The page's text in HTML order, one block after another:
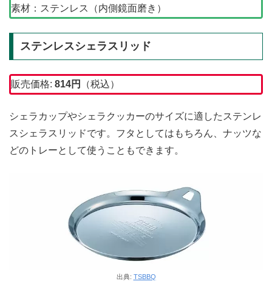
素材：ステンレス（内側鏡面磨き）
ステンレスシェラスリッド
販売価格: 814円 （税込）
シェラカップやシェラクッカーのサイズに適したステンレ
スシェラスリッドです。フタとしてはもちろん、ナッツな
どのトレーとして使うこともできます。
出典: TSBBQ